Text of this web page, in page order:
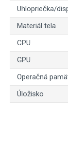
Uhlopriečka/
Materiál tela
CPU
GPU
Operačná
Úložisko